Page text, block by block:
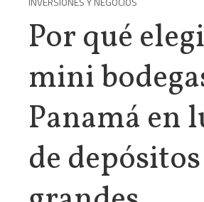
Por qué
mini
Panamá en
de depósitos